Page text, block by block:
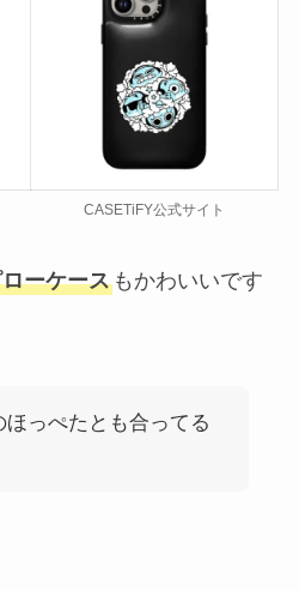
CASETiFY公式サイト
ーケースもかわいいです
ほっぺたとも合ってる